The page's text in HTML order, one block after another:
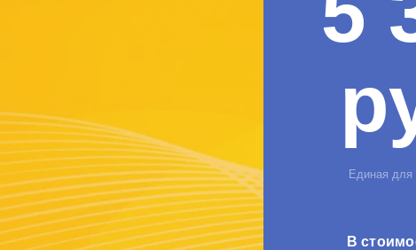
Единая для
В